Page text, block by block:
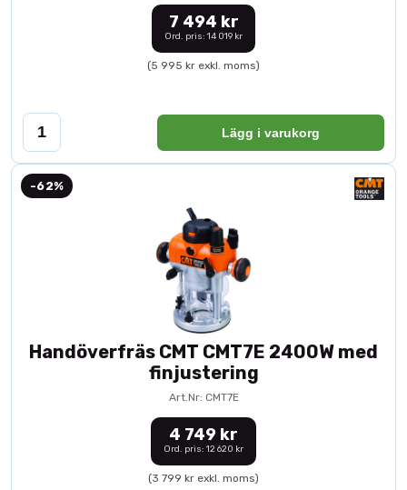
7 494 kr
Ord. pris: 14 019 kr
(5 995 kr exkl. moms)
Lägg i varukorg
-62%
Handöverfräs CMT CMT7E 2400W med
finjustering
Art.Nr: CMT7E
4 749 kr
Ord. pris: 12 620 kr
(3 799 kr exkl. moms)